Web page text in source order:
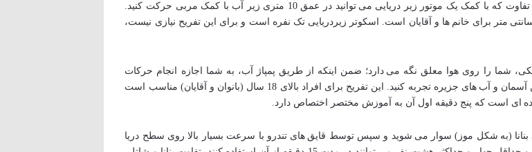
فارس را پیشکش شما می کند. اسکوتر یک نوع غواصی است؛ با این تفاوت که با کمک یک موتور زیر دریایی می توانید در عمق 10 متری زیر آب با کمک مربی حرکت کنید.
سن استفاده از اسکوتر زیردریایی، 12 سال و حداقل قد 150 سانتی متر برای خانم ها و آقایان است. اسکوتر زیردریایی تک نفره است و برای این تفریح نیازی نیست،
شما را روی هوا معلق نگه می دارد؛ ضمن اینکه از طریق پمپاژ آب، به شما اجازه انجام حرکات
نمایشی و شیرجه را می دهد و در نتیجه می توانید لذت و هیجان را بین آسمان و آب های جزیره تجربه کنید. این تفریح برای افراد بالای 18 سال (بانوان و آقایان) مناسب است
بنانا (به شکل موز) سوار می شوید و سپس توسط قایق های تندرو با سرعت بسیار بالا روی سطح دریا